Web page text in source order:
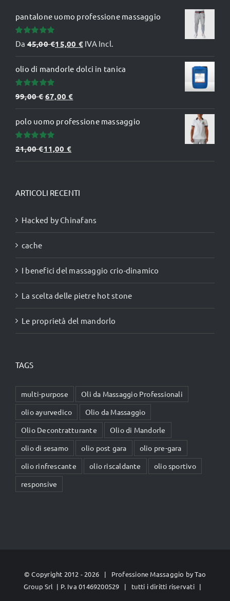
pantalone uomo professione massaggio
Valutato
5.00su 5
Da45,00€15,00 €IVA Incl.
olio di mandorle dolci in tanica
Valutato
5.00su 5
99,00€Il
prezzo
originale
era:
99,00 €.
67,00€
prezzo
attuale
polo uomo professione massaggio
Valutato
5.00su 5
21,00€11,00 €
ARTICOLI RECENTI
Hacked by Chinafans
cache
I benefici del massaggio crio-dinamico
La scelta delle pietre hot stone
Le proprietà del mandorlo
TAGS
multi-purpose
Oli da Massaggio Professionali
olio ayurvedico
Olio da Massaggio
Olio Decontratturante
Olio di Mandorle
olio di sesamo
olio post gara
olio pre-gara
olio rinfrescante
olio riscaldante
olio sportivo
responsive
© Copyright 2012 - 2026 | Professione Massaggio byTao
Group Srl | P. Iva 01469200529 | tutti i diritti riservati |